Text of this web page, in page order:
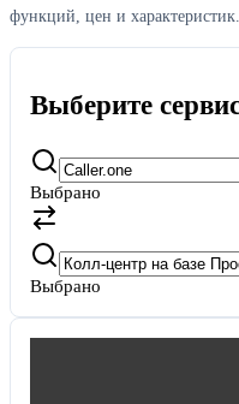
функций, цен и характеристик.
Выберите
Выбрано
Выбрано